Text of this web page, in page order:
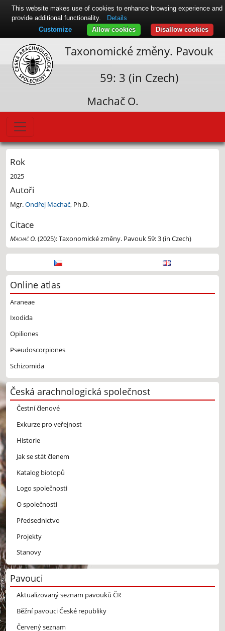
Taxonomické změny. Pavouk
59: 3 (in Czech)
Machač O.
Rok
2025
Autoři
Mgr.Ondřej Machač, Ph.D.
Citace
Machač O. (2025):Taxonomické změny. Pavouk 59: 3 (in Czech)
Online atlas
Araneae
Ixodida
Opiliones
Pseudoscorpiones
Schizomida
Česká arachnologická společnost
Čestní členové
Exkurze pro veřejnost
Historie
Jak se stát členem
Katalog biotopů
Logo společnosti
O společnosti
Předsednictvo
Projekty
Stanovy
Pavouci
Aktualizovaný seznam pavouků ČR
Běžní pavouci České republiky
Červený seznam
This website makes use of cookies to enhance browsing experience and
provide additional functionality.
Details
Disallow cookies
Allow cookies
Customize